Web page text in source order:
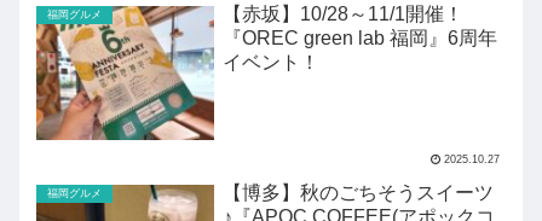
福岡グルメ
【赤坂】10/28～11/1開催！
『OREC green lab 福岡』6周年
イベント！
2025.10.27
福岡グルメ
【博多】秋のごちそうスイーツ